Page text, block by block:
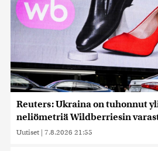
Reuters: Ukraina on tuhonnut
neliömetriä Wildberriesin
Uutiset | 7.8.2026 21:55